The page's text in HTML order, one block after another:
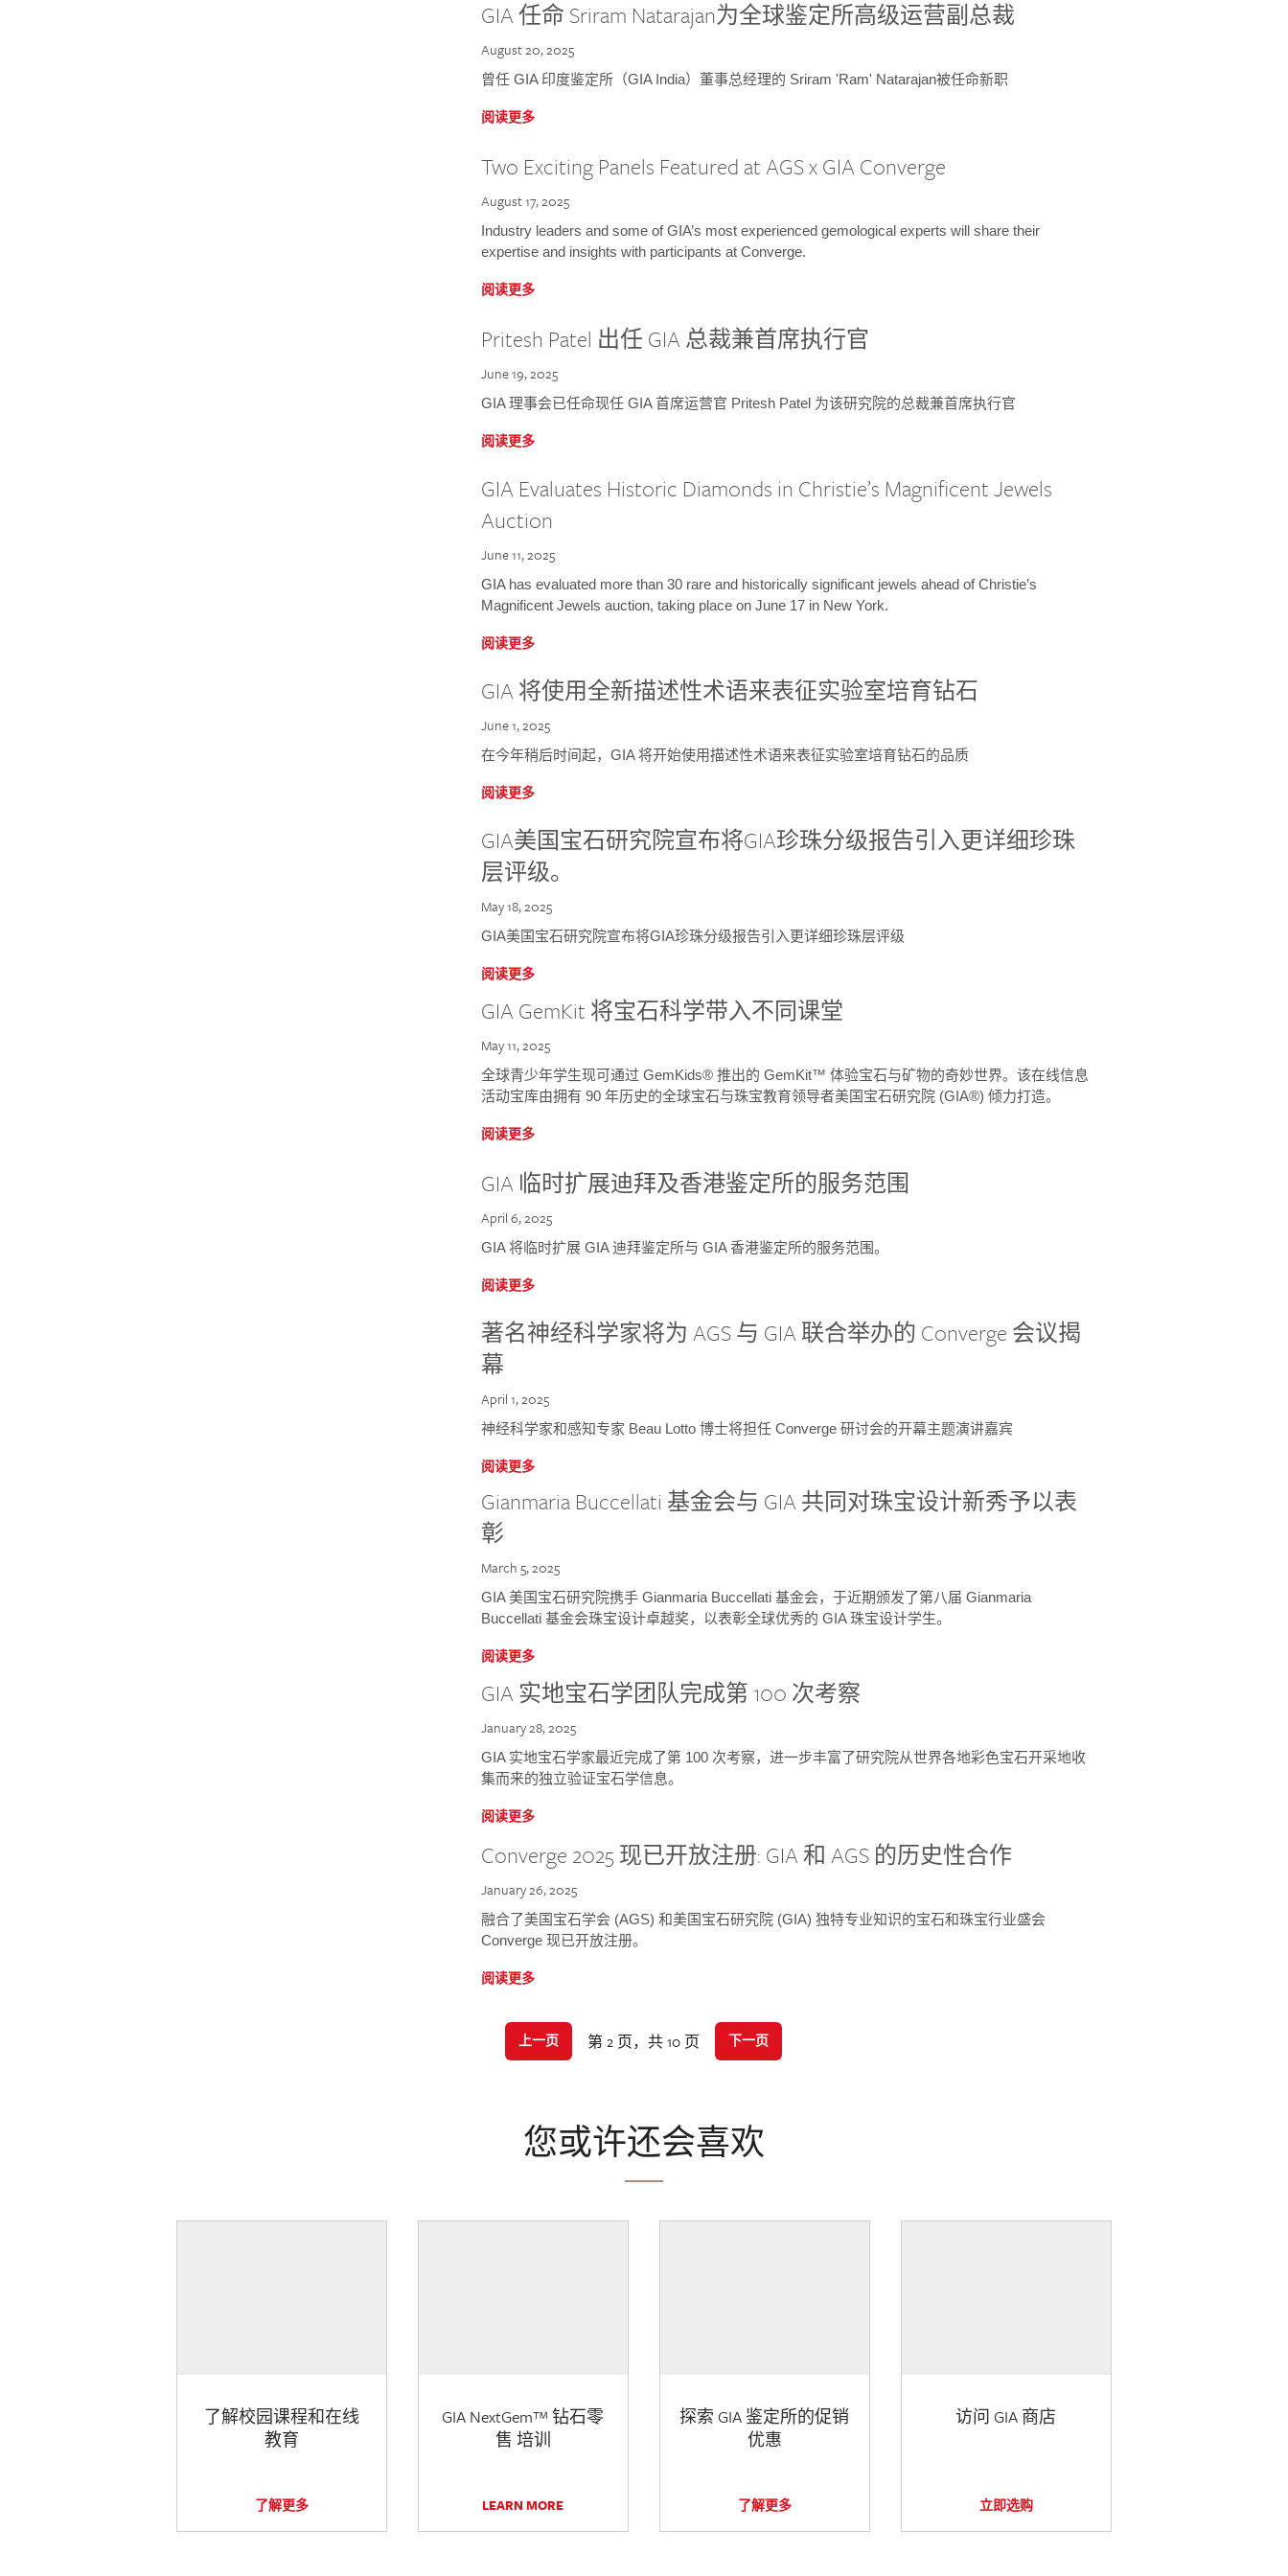
GIA 任命 Sriram Natarajan为全球鉴定所高级运营副总裁
August 20, 2025
曾任 GIA 印度鉴定所（GIA India）董事总经理的 Sriram 'Ram' Natarajan被任命新职
阅读更多
Two Exciting Panels Featured at AGS x GIA Converge
August 17, 2025
Industry leaders and some of GIA’s most experienced gemological experts will share their
expertise and insights with participants at Converge.
阅读更多
Pritesh Patel 出任 GIA 总裁兼首席执行官
June 19, 2025
GIA 理事会已任命现任 GIA 首席运营官 Pritesh Patel 为该研究院的总裁兼首席执行官
阅读更多
GIA Evaluates Historic Diamonds in Christie’s Magnificent Jewels
Auction
June 11, 2025
GIA has evaluated more than 30 rare and historically significant jewels ahead of Christie’s
Magnificent Jewels auction, taking place on June 17 in New York.
阅读更多
GIA 将使用全新描述性术语来表征实验室培育钻石
June 1, 2025
在今年稍后时间起，GIA 将开始使用描述性术语来表征实验室培育钻石的品质
阅读更多
GIA美国宝石研究院宣布将GIA珍珠分级报告引入更详细珍珠
层评级。
May 18, 2025
GIA美国宝石研究院宣布将GIA珍珠分级报告引入更详细珍珠层评级
阅读更多
GIA GemKit 将宝石科学带入不同课堂
May 11, 2025
全球青少年学生现可通过 GemKids® 推出的 GemKit™ 体验宝石与矿物的奇妙世界。该在线信息
活动宝库由拥有 90 年历史的全球宝石与珠宝教育领导者美国宝石研究院 (GIA®) 倾力打造。
阅读更多
GIA 临时扩展迪拜及香港鉴定所的服务范围
April 6, 2025
GIA 将临时扩展 GIA 迪拜鉴定所与 GIA 香港鉴定所的服务范围。
阅读更多
著名神经科学家将为 AGS 与 GIA 联合举办的 Converge 会议揭
幕
April 1, 2025
神经科学家和感知专家 Beau Lotto 博士将担任 Converge 研讨会的开幕主题演讲嘉宾
阅读更多
Gianmaria Buccellati 基金会与 GIA 共同对珠宝设计新秀予以表
彰
March 5, 2025
GIA 美国宝石研究院携手 Gianmaria Buccellati 基金会，于近期颁发了第八届 Gianmaria
Buccellati 基金会珠宝设计卓越奖，以表彰全球优秀的 GIA 珠宝设计学生。
阅读更多
GIA 实地宝石学团队完成第 100 次考察
January 28, 2025
GIA 实地宝石学家最近完成了第 100 次考察，进一步丰富了研究院从世界各地彩色宝石开采地收
集而来的独立验证宝石学信息。
阅读更多
Converge 2025 现已开放注册: GIA 和 AGS 的历史性合作
January 26, 2025
融合了美国宝石学会 (AGS) 和美国宝石研究院 (GIA) 独特专业知识的宝石和珠宝行业盛会
Converge 现已开放注册。
阅读更多
上一页 第 2 页，共 10 页 下一页
您或许还会喜欢
了解校园课程和在线
教育
了解更多
GIA NextGem™ 钻石零
售 培训
LEARN MORE
探索 GIA 鉴定所的促销
优惠
了解更多
访问 GIA 商店
立即选购